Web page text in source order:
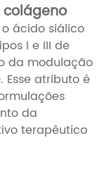
ácido siálico
I e III de
da modulação
Esse atributo é
da
terapêutico